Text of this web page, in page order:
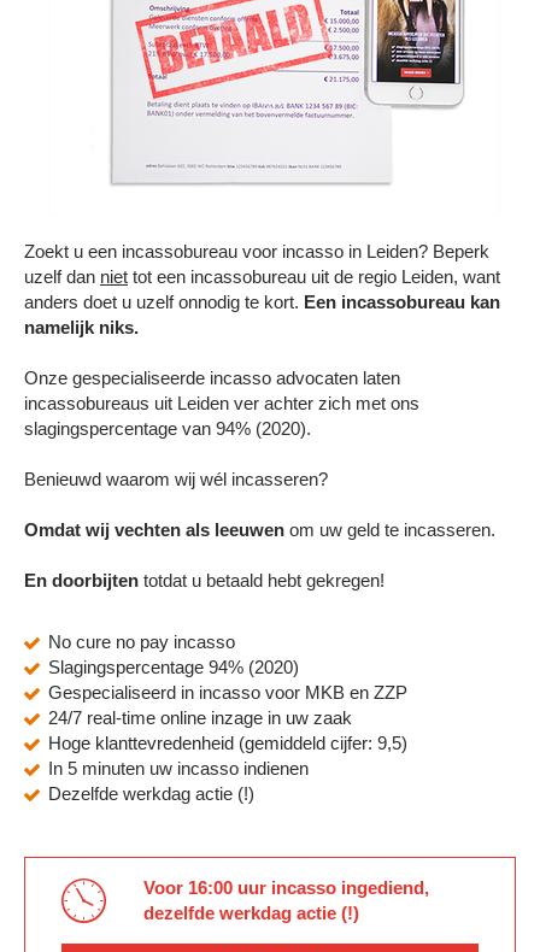
Zoekt u een incassobureau voor incasso in Leiden? Beperk
uzelf dan niet tot een incassobureau uit de regio Leiden, want
anders doet u uzelf onnodig te kort. Een incassobureau kan
namelijk niks.
Onze gespecialiseerde incasso advocaten laten
incassobureaus uit Leiden ver achter zich met ons
slagingspercentage van 94% (2020).
Benieuwd waarom wij wél incasseren?
Omdat wij vechten als leeuwen om uw geld te incasseren.
En doorbijten totdat u betaald hebt gekregen!
No cure no pay incasso
Slagingspercentage 94% (2020)
Gespecialiseerd in incasso voor MKB en ZZP
24/7 real-time online inzage in uw zaak
Hoge klanttevredenheid (gemiddeld cijfer: 9,5)
In 5 minuten uw incasso indienen
Dezelfde werkdag actie (!)
Voor 16:00 uur incasso ingediend,
dezelfde werkdag actie (!)